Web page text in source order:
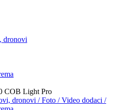
dronovi
COB Light Pro
dronovi /Foto / Video dodaci /